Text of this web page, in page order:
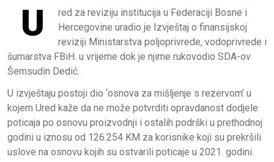
U
red za reviziju institucija u Federaciji Bosne i
Hercegovine uradio je Izvještaj o finansijskoj
reviziji Ministarstva poljoprivrede, vodoprivrede i
šumarstva FBiH. u vrijeme dok je njime rukovodio SDA-ov
Šemsudin Dedić.
U izvještaju postoji dio ‘osnova za mišljenje s rezervom’ u
kojem Ured kaže da ne može potvrditi opravdanost dodjele
poticaja po osnovu proizvodnji i ostalih podrški u prethodnoj
godini u iznosu od 126.254 KM za korisnike koji su prekršili
uslove na osnovu kojih su ostvarili poticaje u 2021. godini.